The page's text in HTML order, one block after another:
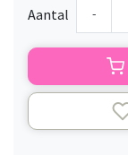
Aantal -